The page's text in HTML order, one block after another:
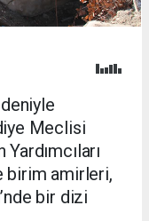
Meclisi
birim amirleri,
bir dizi